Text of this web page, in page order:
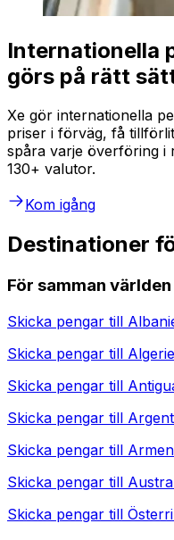
Internationella
görs på rätt
Xe gör internationella
priser i förväg, få
spåra varje överföring i
130+ valutor.
Kom igång
Destinationer
För samman världen
Skicka pengar till
Skicka pengar till
Skicka pengar till
Skicka pengar till
Skicka pengar till
Skicka pengar till
Skicka pengar till